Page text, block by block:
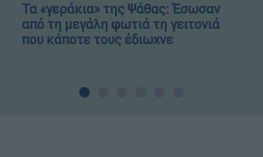
Τα «γεράκια» της Ψάθας: Έσωσαν
από τη μεγάλη φωτιά τη γειτονιά
που κάποτε τους έδιωχνε